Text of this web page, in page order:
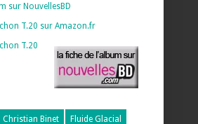
sur NouvellesBD
T.20 sur Amazon.fr
T.20
Christian Binet Fluide Glacial